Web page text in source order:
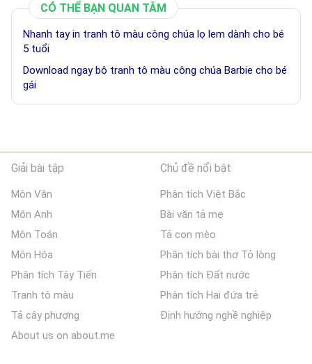
CÓ THỂ BẠN QUAN TÂM
Nhanh tay in tranh tô màu công chúa lọ lem dành cho bé
5 tuổi
Download ngay bộ tranh tô màu công chúa Barbie cho bé
gái
Giải bài tập
Môn Văn
Môn Anh
Môn Toán
Môn Hóa
Phân tích Tây Tiến
Tranh tô màu
Tả cây phượng
About us on about.me
Chủ đề nổi bật
Phân tích Việt Bắc
Bài văn tả mẹ
Tả con mèo
Phân tích bài thơ Tỏ lòng
Phân tích Đất nước
Phân tích Hai đứa trẻ
Định hướng nghề nghiệp